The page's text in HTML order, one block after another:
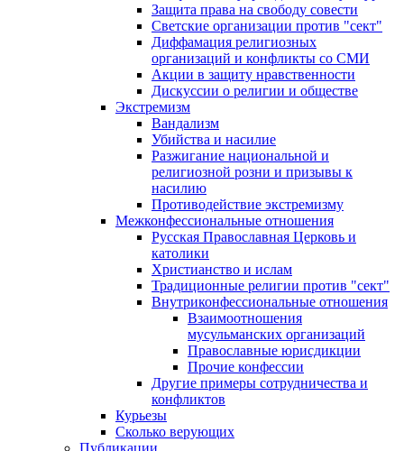
Защита права на свободу совести
Светские организации против "сект"
Диффамация религиозных
организаций и конфликты со СМИ
Акции в защиту нравственности
Дискуссии о религии и обществе
Экстремизм
Вандализм
Убийства и насилие
Разжигание национальной и
религиозной розни и призывы к
насилию
Противодействие экстремизму
Межконфессиональные отношения
Русская Православная Церковь и
католики
Христианство и ислам
Традиционные религии против "сект"
Внутриконфессиональные отношения
Взаимоотношения
мусульманских организаций
Православные юрисдикции
Прочие конфессии
Другие примеры сотрудничества и
конфликтов
Курьезы
Сколько верующих
Публикации